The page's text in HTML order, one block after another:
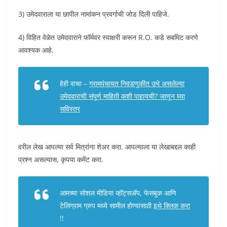
3) उमेदवाराला या छापील नामांकन प्रवर्गाची जोड दिली पाहिजे.
4) विहित वेळेत उमेदवाराने फॉर्मवर स्वाक्षरी करून R.O. कडे सबमिट करणे
आवश्यक आहे.
हेही वाचा – ग्रामपंचायत निवडणुकीत उभे असलेल्या
उमेदवाराची संपूर्ण माहिती कशी पाहायची? जाणून घ्या
सविस्तर
वरील लेख आपल्या सर्व मित्रांना शेअर करा. आपल्याला या लेखाबद्दल काही
प्रश्न असल्यास, कृपया कमेंट करा.
आमच्या सोशल मीडिया व्हॉट्सअ‍ॅप, फेसबुक आणि
टेलिग्राम ग्रुप मध्ये सामील होण्यासाठीइथे क्लिक करा
!!